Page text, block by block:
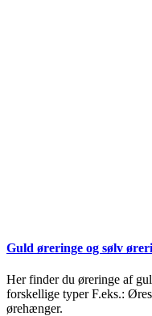
Guld øreringe og sølv
Her finder du øreringe af
forskellige typer F.eks.:
ørehænger.